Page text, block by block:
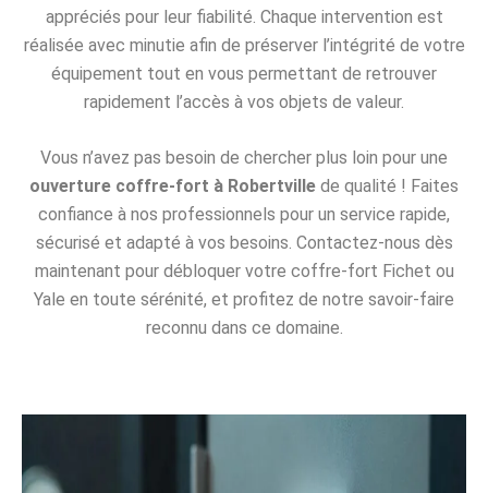
appréciés pour leur fiabilité. Chaque intervention est
réalisée avec minutie afin de préserver l’intégrité de votre
équipement tout en vous permettant de retrouver
rapidement l’accès à vos objets de valeur.
Vous n’avez pas besoin de chercher plus loin pour une
ouverture coffre-fort à Robertville de qualité ! Faites
confiance à nos professionnels pour un service rapide,
sécurisé et adapté à vos besoins. Contactez-nous dès
maintenant pour débloquer votre coffre-fort Fichet ou
Yale en toute sérénité, et profitez de notre savoir-faire
reconnu dans ce domaine.